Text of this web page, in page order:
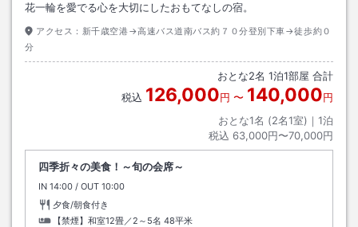
花一輪を愛でる心を大切にしたおもてなしの宿。
アクセス： 新千歳空港→高速バス道南バス約７０分登別下車→徒歩約０
分
おとな2名 1泊1部屋 合計
税込 126,000円 〜 140,000円
おとな1名 (2名1室)｜ 1泊
税込 63,000円〜70,000円
四季折々の美食！～旬の会席～
IN チェックイン
14:00 / OUT チェックアウト
10:00
夕食/朝食付き
【禁煙】和室12畳／2～5名 48平米